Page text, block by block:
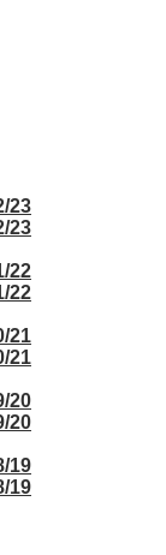
23
23
22
22
21
21
20
20
19
19